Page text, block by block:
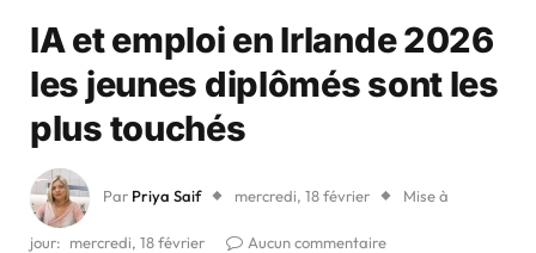
IA et emploi en Irlande 2026
les jeunes diplômés sont les
plus touchés
Par Priya Saif mercredi, 18 février Mise à
jour: mercredi, 18 février
Aucun commentaire